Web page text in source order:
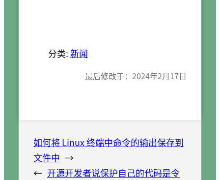
分类:新闻
最后修改于： 2024年2月17日
如何将 Linux 终端中命令的输出保存到
文件中 →
← 开源开发者说保护自己的代码是令